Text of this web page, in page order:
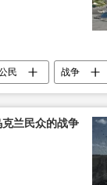
民
战争
国际
兰民众的战争